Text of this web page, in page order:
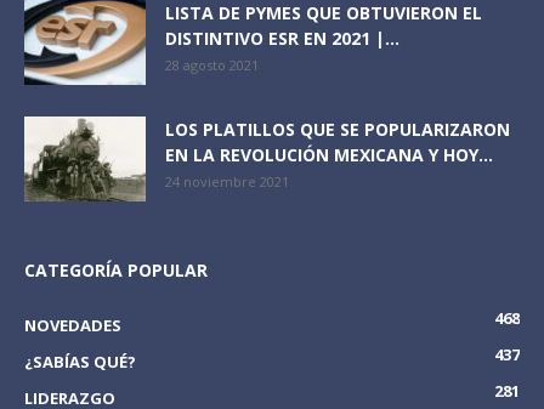
LISTA DE PYMES QUE OBTUVIERON EL
DISTINTIVO ESR EN 2021 |...
28 agosto 2021
LOS PLATILLOS QUE SE POPULARIZARON
EN LA REVOLUCIÓN MEXICANA Y HOY...
24 noviembre 2021
CATEGORÍA POPULAR
NOVEDADES
468
¿SABÍAS QUÉ?
437
LIDERAZGO
281